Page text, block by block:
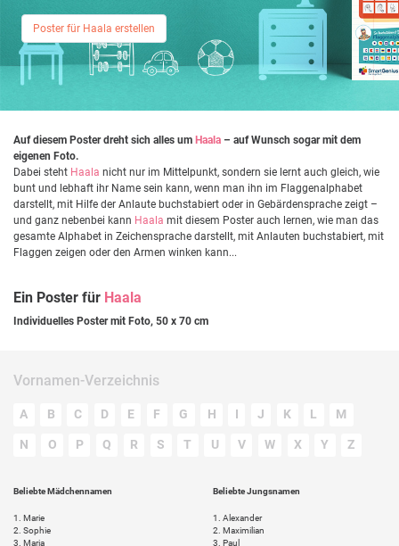
Poster für Haala erstellen
Auf diesem Poster dreht sich alles um Haala – auf Wunsch sogar mit dem
eigenen Foto.
Dabei steht Haala nicht nur im Mittelpunkt, sondern sie lernt auch gleich, wie
bunt und lebhaft ihr Name sein kann, wenn man ihn im Flaggenalphabet
darstellt, mit Hilfe der Anlaute buchstabiert oder in Gebärdensprache zeigt –
und ganz nebenbei kann Haala mit diesem Poster auch lernen, wie man das
gesamte Alphabet in Zeichensprache darstellt, mit Anlauten buchstabiert, mit
Flaggen zeigen oder den Armen winken kann...
Ein Poster für Haala
Individuelles Poster mit Foto, 50 x 70 cm
Vornamen-Verzeichnis
A B C D E F G H I J K L M
N O P Q R S T U V W X Y Z
Beliebte Mädchennamen
1.
Marie
2. Sophie
3. Maria
Beliebte Jungsnamen
1.
Alexander
2. Maximilian
3. Paul